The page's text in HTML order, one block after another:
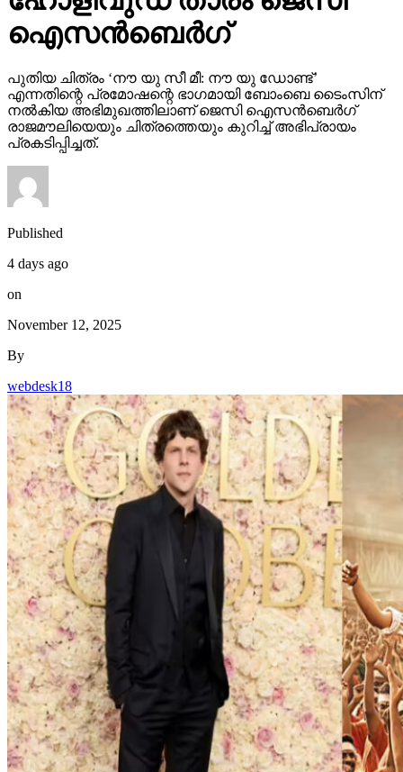
ഐസന്‍ബെര്‍ഗ്
പുതിയ ചിത്രം ‘നൗ യു സീ മീ: നൗ യു ഡോണ്ട്’
എന്നതിന്റെ പ്രമോഷന്റെ ഭാഗമായി ബോംബെ ടൈംസിന്
നല്‍കിയ അഭിമുഖത്തിലാണ് ജെസി ഐസന്‍ബെര്‍ഗ്
രാജമൗലിയെയും ചിത്രത്തെയും കുറിച്ച് അഭിപ്രായം
പ്രകടിപ്പിച്ചത്.
Published
4 days ago
on
November 12, 2025
By
webdesk18